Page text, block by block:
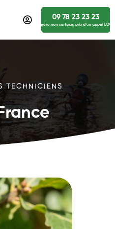
09 78 23 23 23
numéro non surtaxé, prix d’un appel
TECHNICIENS